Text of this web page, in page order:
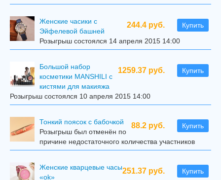
244.4 руб. Купить
Женские часики с
Эйфелевой башней
Розыгрыш состоялся 14 апреля 2015 14:00
1259.37 руб. Купить
Большой набор
косметики MANSHILI с
кистями для макияжа
Розыгрыш состоялся 10 апреля 2015 14:00
88.2 руб. Купить
Тонкий поясок с бабочкой
Розыгрыш был отменён по
причине недостаточного количества участников
251.37 руб. Купить
Женские кварцевые часы
«ok»